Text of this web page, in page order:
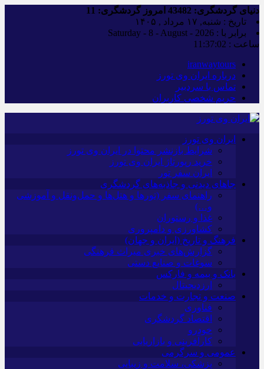
دنیای گردشگری: امروز گردشگری:
تاریخ : شنبه, ۱۷ مرداد , ۱۴۰۵
برابر با : Saturday - 8 - August - 2026
ساعت : 11:37:03
iranwaytours
درباره ایران وی تورز
تماس با سردبیر
حریم شخصی کاربران
ایران وی تورز
شرایط بازنشر محتوا در ایران وی تورز
خرید رپورتاژ ایران وی تورز
ایران سفر تور
جاهای دیدنی و جاذبه‌های گردشگری
راهنمای سفر (تورها و هتل‌ها و حمل‌و‌نقل و آموزشی
و…)
غذا و رستوران
کشاورزی و دامپروری
فرهنگ و تاریخ (ایران و جهان)
گزارش‌های خبری میراث فرهنگی
سوغات و صنایع دستی
بانک و بیمه و فارکس
ارزدیجیتال
صنعت و تجارت و خدمات
فناوری
اقتصاد گردشگری
خودرو
کارآفرینی و بازاریابی
عمومی و سرگرمی
پزشکی، سلامت و زیبایی